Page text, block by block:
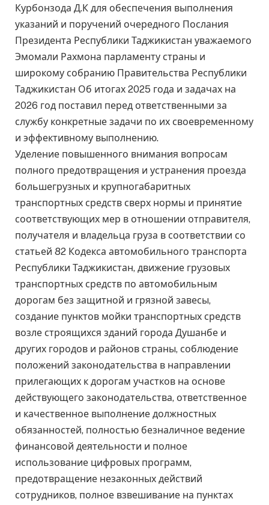
Курбонзода Д.К для обеспечения выполнения
указаний и поручений очередного Послания
Президента Республики Таджикистан уважаемого
Эмомали Рахмона парламенту страны и
широкому собранию Правительства Республики
Таджикистан Об итогах 2025 года и задачах на
2026 год поставил перед ответственными за
службу конкретные задачи по их своевременному
и эффективному выполнению.
Уделение повышенного внимания вопросам
полного предотвращения и устранения проезда
большегрузных и крупногабаритных
транспортных средств сверх нормы и принятие
соответствующих мер в отношении отправителя,
получателя и владельца груза в соответствии со
статьей 82 Кодекса автомобильного транспорта
Республики Таджикистан, движение грузовых
транспортных средств по автомобильным
дорогам без защитной и грязной завесы,
создание пунктов мойки транспортных средств
возле строящихся зданий города Душанбе и
других городов и районов страны, соблюдение
положений законодательства в направлении
прилегающих к дорогам участков на основе
действующего законодательства, ответственное
и качественное выполнение должностных
обязанностей, полностью безналичное ведение
финансовой деятельности и полное
использование цифровых программ,
предотвращение незаконных действий
сотрудников, полное взвешивание на пунктах